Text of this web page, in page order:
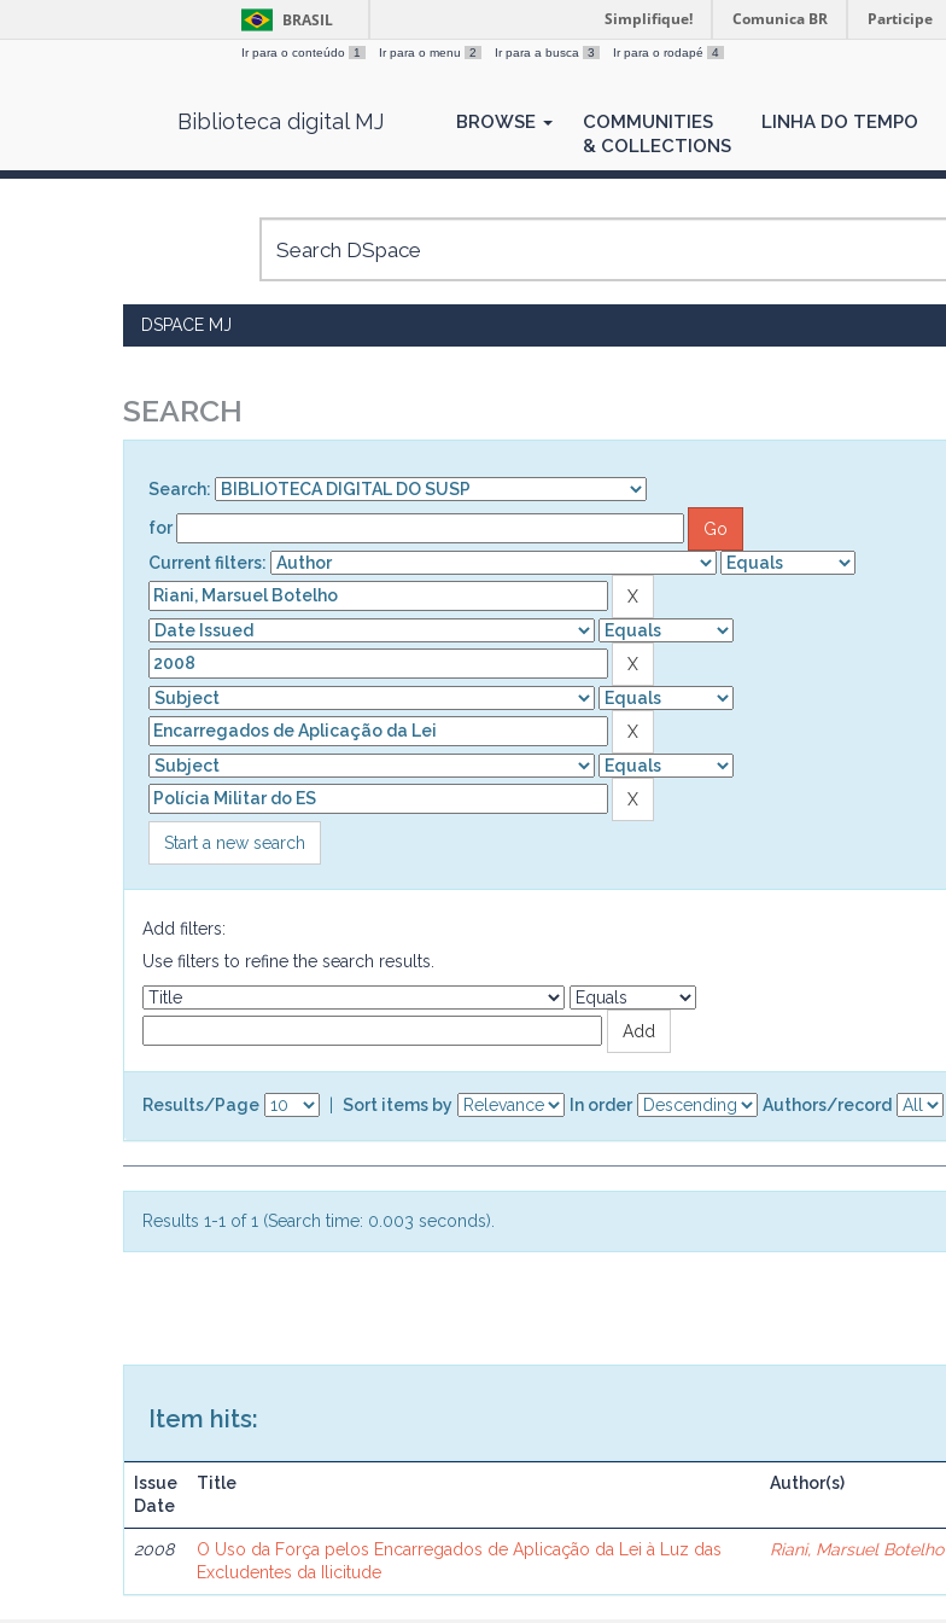
BRASIL Simplifique! Comunica BR Participe
Ir para o conteúdo 1 Ir para o menu 2 Ir para a busca 3 Ir para o rodapé 4
Biblioteca digital MJ BROWSE
COMMUNITIES
& COLLECTIONS
LINHA DO TEMPO
DSPACE MJ
SEARCH
Search:
for
Current filters:
Start a new search
Add filters:
Use filters to refine the search results.
Results/Page Sort items by In order Authors/record
Results 1-1 of 1 (Search time: 0.003 seconds).
Item hits:
Issue
Date
Title Author(s)
2008
O Uso da Força pelos Encarregados de Aplicação da Lei à Luz das
Excludentes da Ilicitude
Riani, Marsuel Botelho